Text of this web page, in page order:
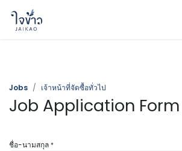
Jobs เจ้าหน้าที่จัดซื้อทั่วไป
Job Application Form
ชื่อ-นามสกุล *